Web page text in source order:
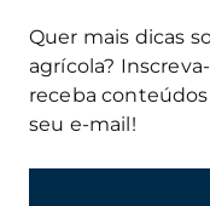
Quer mais dicas
agrícola?
receba
seu e-mail!